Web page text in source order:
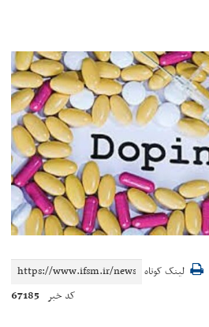
لینک کوتاه
کد خبر 67185